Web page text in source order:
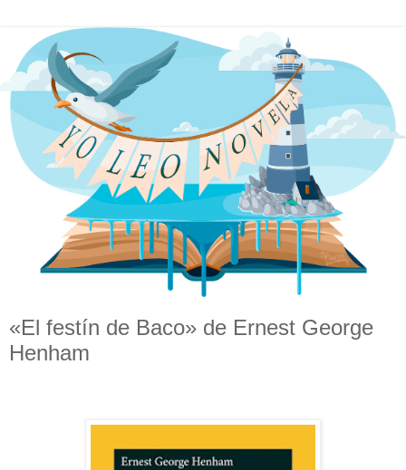
«El festín de Baco» de Ernest George
Henham